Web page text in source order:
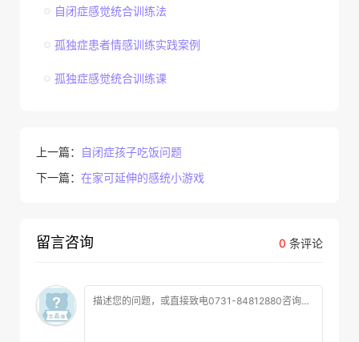
自闭症感觉统合训练法
孤独症患者情感训练实践案例
孤独症感觉统合训练课
上一篇：
自闭症孩子吃饭问题
下一篇： 在家可延伸的感统小游戏
0 条评论
留言咨询